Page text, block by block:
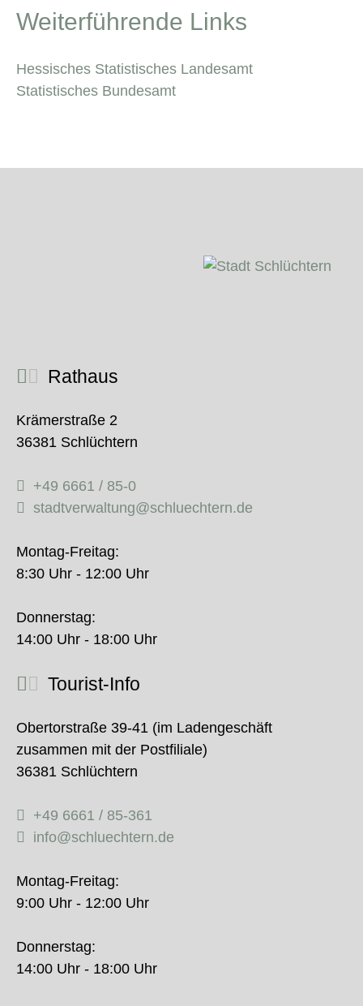
Weiterführende Links
Hessisches Statistisches Landesamt
Statistisches Bundesamt
Rathaus
Krämerstraße 2
36381 Schlüchtern
+49 6661 / 85-0
stadtverwaltung@schluechtern.de
Montag-Freitag:
8:30 Uhr - 12:00 Uhr
Donnerstag:
14:00 Uhr - 18:00 Uhr
Tourist-Info
Obertorstraße 39-41 (im Ladengeschäft
zusammen mit der Postfiliale)
36381 Schlüchtern
+49 6661 / 85-361
info@schluechtern.de
Montag-Freitag:
9:00 Uhr - 12:00 Uhr
Donnerstag:
14:00 Uhr - 18:00 Uhr